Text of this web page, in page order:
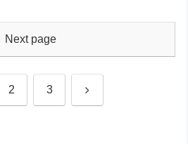
Next page
2 3 Next